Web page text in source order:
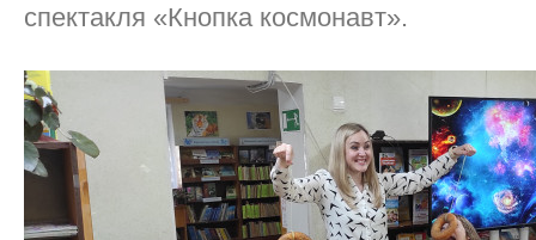
спектакля «Кнопка космонавт».